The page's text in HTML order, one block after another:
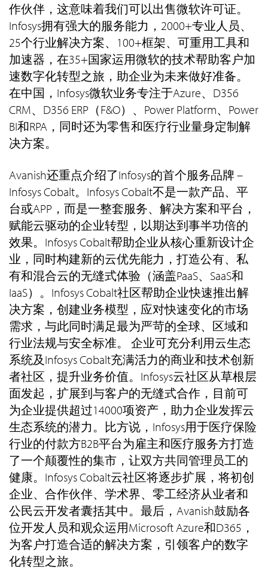
作伙伴，这意味着我们可以出售微软许可证。
Infosys拥有强大的服务能力，2000+专业人员、
25个行业解决方案、100+框架、可重用工具和
加速器，在35+国家运用微软的技术帮助客户加
速数字化转型之旅，助企业为未来做好准备。
在中国，Infosys微软业务专注于Azure、D356
CRM、D356 ERP（F&O）、Power Platform、Power
BI和RPA，同时还为零售和医疗行业量身定制解
决方案。
Avanish还重点介绍了Infosys的首个服务品牌 –
Infosys Cobalt。Infosys Cobalt不是一款产品、平
台或APP，而是一整套服务、解决方案和平台，
赋能云驱动的企业转型，以期达到事半功倍的
效果。Infosys Cobalt帮助企业从核心重新设计企
业，同时构建新的云优先能力，打造公有、私
有和混合云的无缝式体验（涵盖PaaS、SaaS和
IaaS）。Infosys Cobalt社区帮助企业快速推出解
决方案，创建业务模型，应对快速变化的市场
需求，与此同时满足最为严苛的全球、区域和
行业法规与安全标准。 企业可充分利用云生态
系统及Infosys Cobalt充满活力的商业和技术创新
者社区，提升业务价值。Infosys云社区从草根层
面发起，扩展到与客户的无缝式合作，目前可
为企业提供超过14000项资产，助力企业发挥云
生态系统的潜力。比方说，Infosys用于医疗保险
行业的付款方B2B平台为雇主和医疗服务方打造
了一个颠覆性的集市，让双方共同管理员工的
健康。Infosys Cobalt云社区将逐步扩展，将初创
企业、合作伙伴、学术界、零工经济从业者和
公民云开发者囊括其中。最后，Avanish鼓励各
位开发人员和观众运用Microsoft Azure和D365，
为客户打造合适的解决方案，引领客户的数字
化转型之旅。